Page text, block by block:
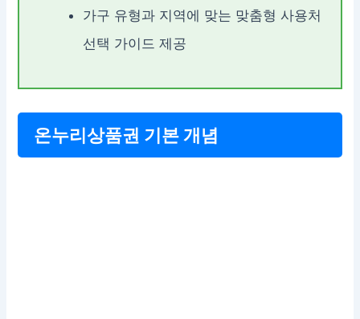
가구 유형과 지역에 맞는 맞춤형 사용처
선택 가이드 제공
온누리상품권 기본 개념